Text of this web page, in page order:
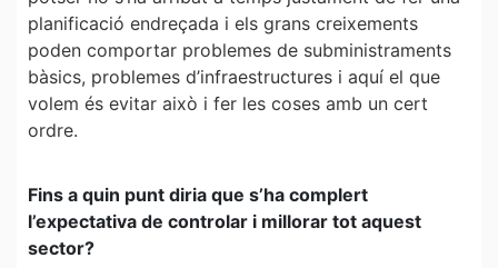
planificació endreçada i els grans creixements
poden comportar problemes de subministraments
bàsics, problemes d’infraestructures i aquí el que
volem és evitar això i fer les coses amb un cert
ordre.
Fins a quin punt diria que s’ha complert
l’expectativa de controlar i millorar tot aquest
sector?